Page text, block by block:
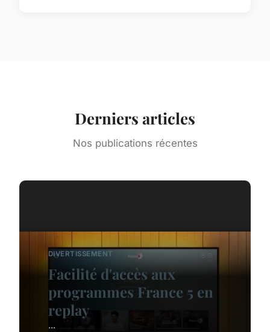
Derniers articles
Nos publications récentes
DIVERTISSEMENT
Facilité d'accès aux
programmes France 5 en
replay
...